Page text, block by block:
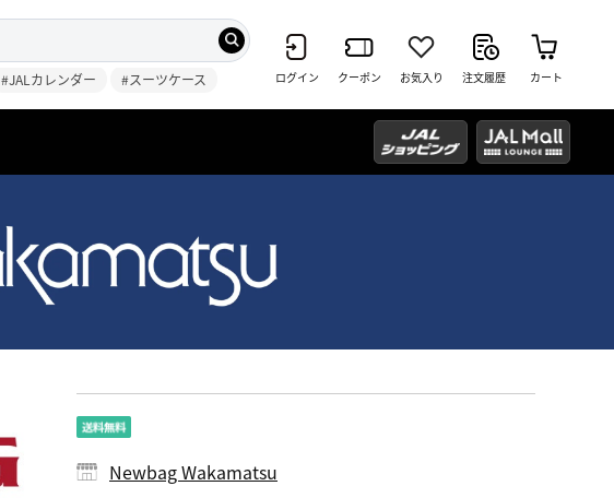
#JALカレンダー #スーツケース ログイン クーポン お気入り 注文履歴 カート
Newbag Wakamatsu